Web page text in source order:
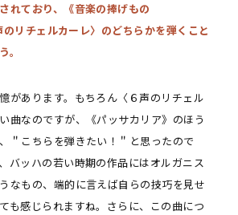
れており、《音楽の捧げもの
リチェルカーレ〉のどちらかを弾くこと
。
があります。もちろん〈６声のリチェル
曲なのですが、《パッサカリア》のほう
＂こちらを弾きたい！＂と思ったので
バッハの若い時期の作品にはオルガニス
なもの、端的に言えば自らの技巧を見せ
も感じられますね。さらに、この曲につ